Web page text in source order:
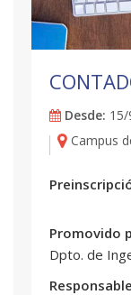
Desde:
Campus
Promovido
Dpto. de